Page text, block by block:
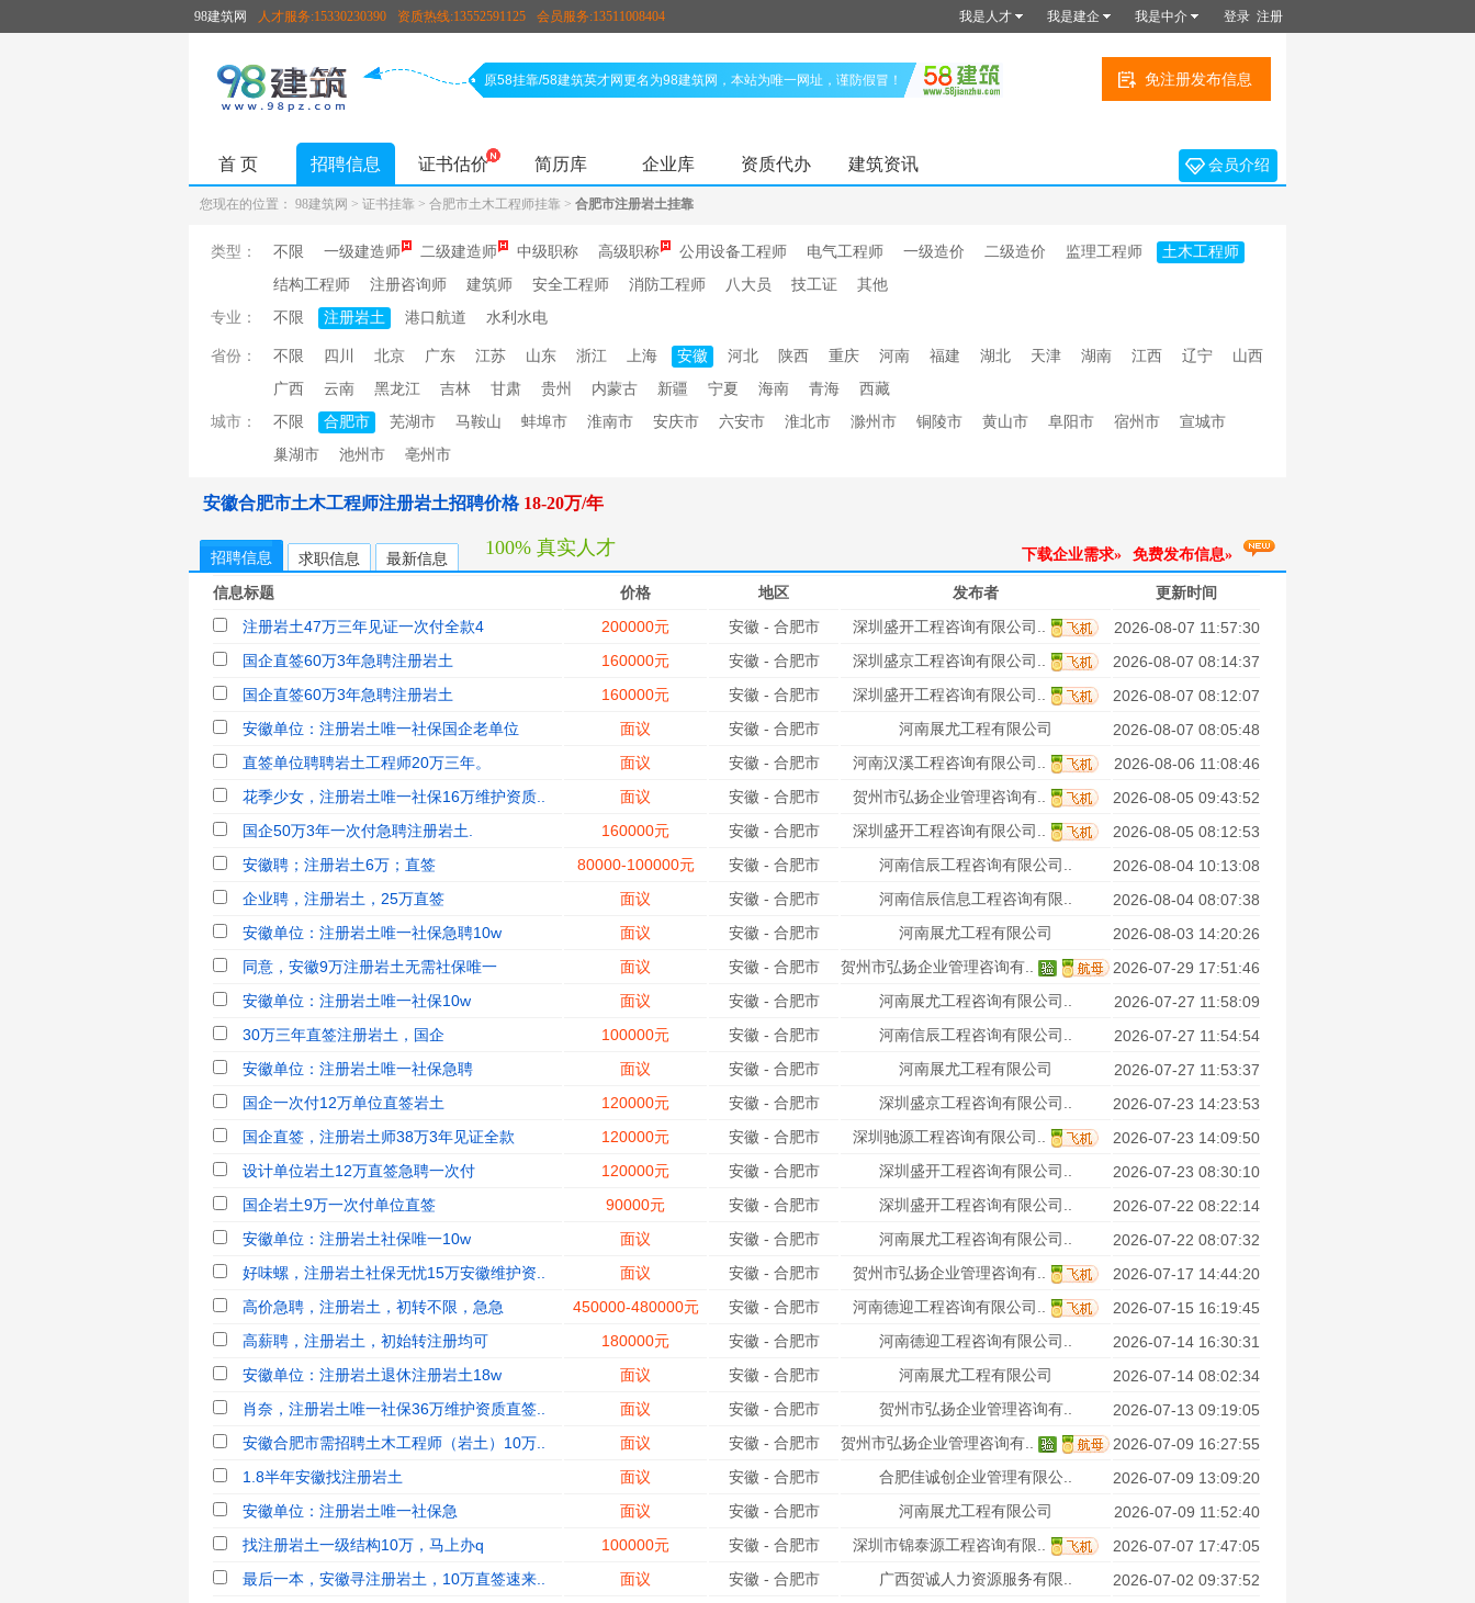
98建筑网 人才服务:15330230390 资质热线:13552591125 会员服务:13511008404 我是人才 我是建企 我是中介 登录 注册
原58挂靠/58建筑英才网更名为98建筑网，本站为唯一网址，谨防假冒！ 免注册发布信息
首 页 招聘信息 证书估价 简历库 企业库 资质代办 建筑资讯 会员介绍
您现在的位置： 98建筑网 > 证书挂靠 > 合肥市土木工程师挂靠 > 合肥市注册岩土挂靠
类型： 不限 一级建造师 二级建造师 中级职称 高级职称 公用设备工程师 电气工程师 一级造价 二级造价 监理工程师
土木工程师
结构工程师
注册咨询师 建筑师 安全工程师 消防工程师 八大员 技工证
其他
专业：
不限 注册岩土 港口航道 水利水电
省份： 不限 四川 北京 广东 江苏 山东 浙江 上海 安徽 河北 陕西 重庆 河南 福建 湖北 天津 湖南 江西 辽宁
山西
广西
云南 黑龙江 吉林 甘肃 贵州 内蒙古 新疆 宁夏 海南 青海
西藏
城市：
不限 合肥市 芜湖市 马鞍山 蚌埠市 淮南市 安庆市 六安市 淮北市 滁州市 铜陵市 黄山市 阜阳市 宿州市
宣城市
巢湖市
池州市 亳州市
安徽合肥市土木工程师注册岩土招聘价格 18-20万/年
免费发布信息»
下载企业需求»
招聘信息 求职信息 最新信息 100% 真实人才
信息标题 价格 地区 发布者
更新时间
注册岩土47万三年见证一次付全款4
200000元 安徽 - 合肥市 深圳盛开工程咨询有限公司..
2026-08-07 11:57:30
国企直签60万3年急聘注册岩土
160000元 安徽 - 合肥市 深圳盛京工程咨询有限公司..
2026-08-07 08:14:37
国企直签60万3年急聘注册岩土
160000元 安徽 - 合肥市 深圳盛开工程咨询有限公司..
2026-08-07 08:12:07
安徽单位：注册岩土唯一社保国企老单位
面议 安徽 - 合肥市 河南展尤工程有限公司
2026-08-07 08:05:48
直签单位聘聘岩土工程师20万三年。
面议 安徽 - 合肥市 河南汉溪工程咨询有限公司..
2026-08-06 11:08:46
花季少女，注册岩土唯一社保16万维护资质..
面议 安徽 - 合肥市 贺州市弘扬企业管理咨询有..
2026-08-05 09:43:52
国企50万3年一次付急聘注册岩土.
160000元 安徽 - 合肥市 深圳盛开工程咨询有限公司..
2026-08-05 08:12:53
安徽聘；注册岩土6万；直签
80000-100000元 安徽 - 合肥市 河南信辰工程咨询有限公司..
2026-08-04 10:13:08
企业聘，注册岩土，25万直签
面议 安徽 - 合肥市 河南信辰信息工程咨询有限..
2026-08-04 08:07:38
安徽单位：注册岩土唯一社保急聘10w
面议 安徽 - 合肥市 河南展尤工程有限公司
2026-08-03 14:20:26
同意，安徽9万注册岩土无需社保唯一
面议 安徽 - 合肥市 贺州市弘扬企业管理咨询有..
2026-07-29 17:51:46
安徽单位：注册岩土唯一社保10w
面议 安徽 - 合肥市 河南展尤工程咨询有限公司..
2026-07-27 11:58:09
30万三年直签注册岩土，国企
100000元 安徽 - 合肥市 河南信辰工程咨询有限公司..
2026-07-27 11:54:54
安徽单位：注册岩土唯一社保急聘
面议 安徽 - 合肥市 河南展尤工程有限公司
2026-07-27 11:53:37
国企一次付12万单位直签岩土
120000元 安徽 - 合肥市 深圳盛京工程咨询有限公司..
2026-07-23 14:23:53
国企直签，注册岩土师38万3年见证全款
120000元 安徽 - 合肥市 深圳驰源工程咨询有限公司..
2026-07-23 14:09:50
设计单位岩土12万直签急聘一次付
120000元 安徽 - 合肥市 深圳盛开工程咨询有限公司..
2026-07-23 08:30:10
国企岩土9万一次付单位直签
90000元 安徽 - 合肥市 深圳盛开工程咨询有限公司..
2026-07-22 08:22:14
安徽单位：注册岩土社保唯一10w
面议 安徽 - 合肥市 河南展尤工程咨询有限公司..
2026-07-22 08:07:32
好味螺，注册岩土社保无忧15万安徽维护资..
面议 安徽 - 合肥市 贺州市弘扬企业管理咨询有..
2026-07-17 14:44:20
高价急聘，注册岩土，初转不限，急急
450000-480000元 安徽 - 合肥市 河南德迎工程咨询有限公司..
2026-07-15 16:19:45
高薪聘，注册岩土，初始转注册均可
180000元 安徽 - 合肥市 河南德迎工程咨询有限公司..
2026-07-14 16:30:31
安徽单位：注册岩土退休注册岩土18w
面议 安徽 - 合肥市 河南展尤工程有限公司
2026-07-14 08:02:34
肖奈，注册岩土唯一社保36万维护资质直签..
面议 安徽 - 合肥市 贺州市弘扬企业管理咨询有..
2026-07-13 09:19:05
安徽合肥市需招聘土木工程师（岩土）10万..
面议 安徽 - 合肥市 贺州市弘扬企业管理咨询有..
2026-07-09 16:27:55
1.8半年安徽找注册岩土
面议 安徽 - 合肥市 合肥佳诚创企业管理有限公..
2026-07-09 13:09:20
安徽单位：注册岩土唯一社保急
面议 安徽 - 合肥市 河南展尤工程有限公司
2026-07-09 11:52:40
找注册岩土一级结构10万，马上办q
100000元 安徽 - 合肥市 深圳市锦泰源工程咨询有限..
2026-07-07 17:47:05
最后一本，安徽寻注册岩土，10万直签速来..
面议 安徽 - 合肥市 广西贺诚人力资源服务有限..
2026-07-02 09:37:52